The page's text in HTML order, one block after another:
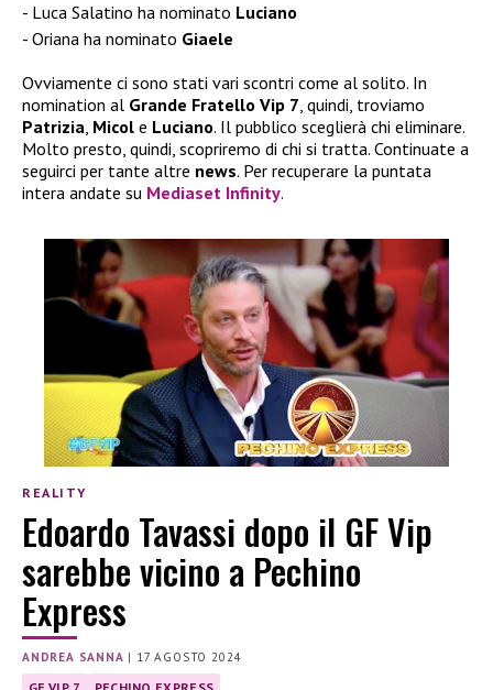
Luca Salatino ha nominato Luciano
Oriana ha nominato Giaele
Ovviamente ci sono stati vari scontri come al solito. In
nomination al Grande Fratello Vip 7, quindi, troviamo
Patrizia, Micol e Luciano. Il pubblico sceglierà chi eliminare.
Molto presto, quindi, scopriremo di chi si tratta. Continuate a
seguirci per tante altre news. Per recuperare la puntata
intera andate su Mediaset Infinity.
REALITY
Edoardo Tavassi dopo il GF Vip
sarebbe vicino a Pechino
Express
ANDREA SANNA | 17 AGOSTO 2024